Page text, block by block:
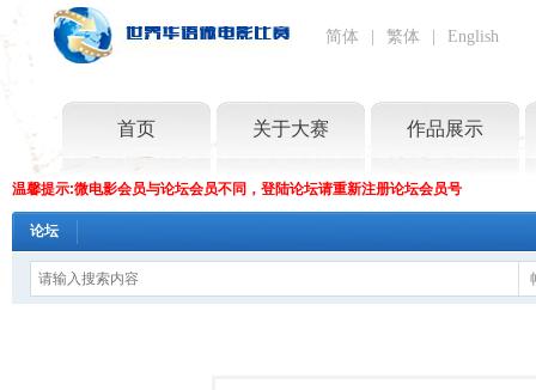
简体 繁体 English
首页 关于大赛 作品展示
温馨提示:微电影会员与论坛会员不同，登陆论坛请重新注册论坛会员号
论坛